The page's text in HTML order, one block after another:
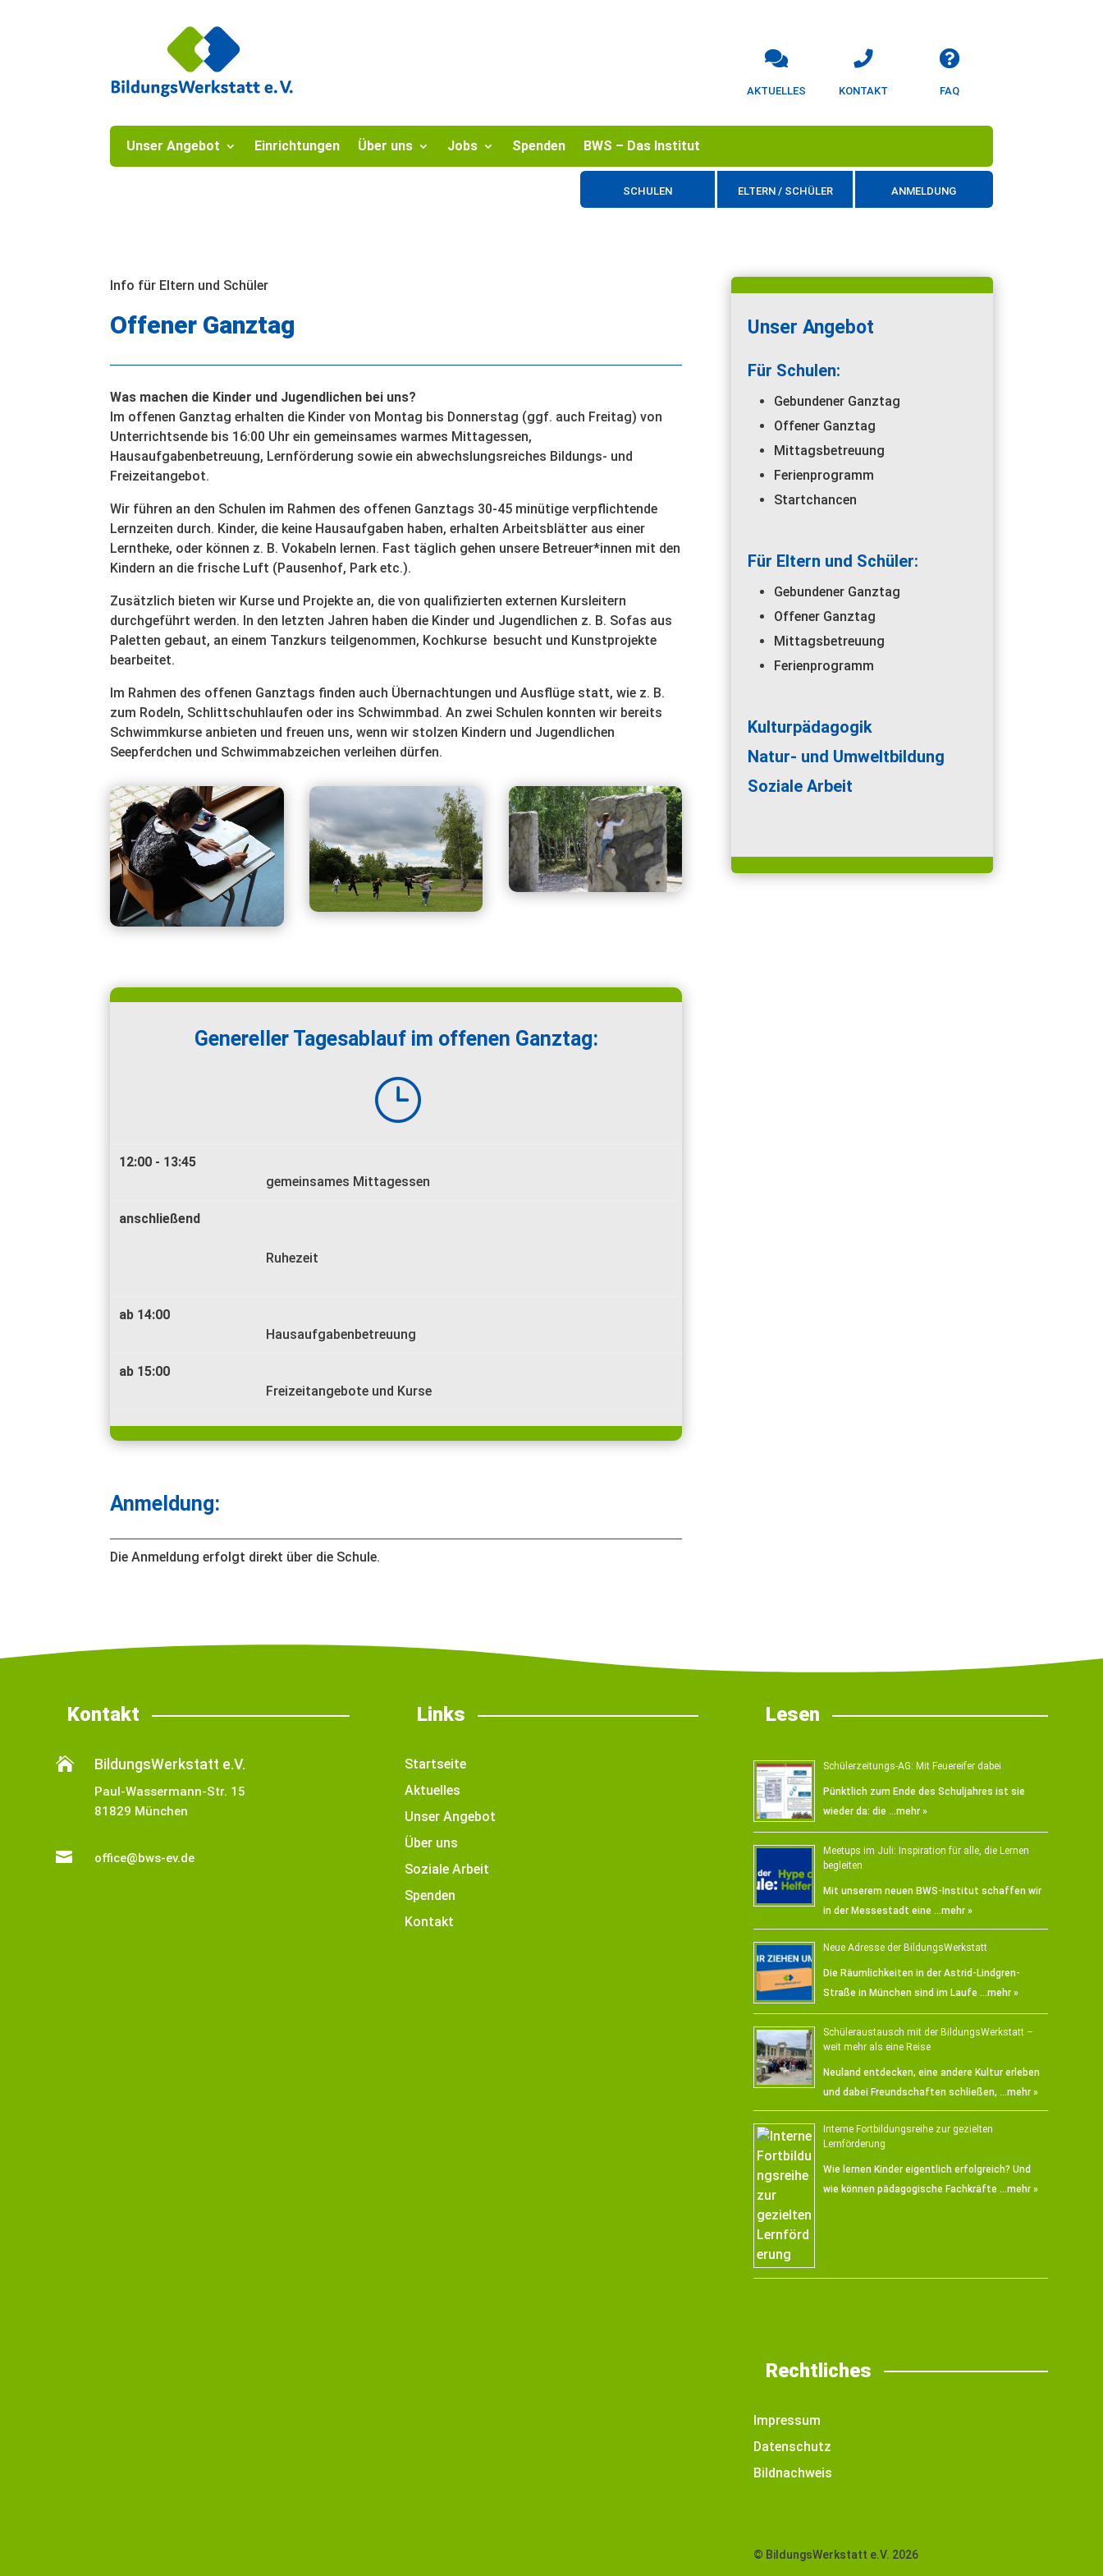
FAQ
KONTAKT
AKTUELLES
Unser Angebot Einrichtungen Über uns Jobs Spenden BWS – Das Institut
ANMELDUNG
ELTERN / SCHÜLER
SCHULEN
Info für Eltern und Schüler
Offener Ganztag
Was machen die Kinder und Jugendlichen bei uns?
Im offenen Ganztag erhalten die Kinder von Montag bis Donnerstag (ggf. auch Freitag) von
Unterrichtsende bis 16:00 Uhr ein gemeinsames warmes Mittagessen,
Hausaufgabenbetreuung, Lernförderung sowie ein abwechslungsreiches Bildungs- und
Freizeitangebot.
Wir führen an den Schulen im Rahmen des offenen Ganztags 30-45 minütige verpflichtende
Lernzeiten durch. Kinder, die keine Hausaufgaben haben, erhalten Arbeitsblätter aus einer
Lerntheke, oder können z. B. Vokabeln lernen. Fast täglich gehen unsere Betreuer*innen mit den
Kindern an die frische Luft (Pausenhof, Park etc.).
Zusätzlich bieten wir Kurse und Projekte an, die von qualifizierten externen Kursleitern
durchgeführt werden. In den letzten Jahren haben die Kinder und Jugendlichen z. B. Sofas aus
Paletten gebaut, an einem Tanzkurs teilgenommen, Kochkurse besucht und Kunstprojekte
bearbeitet.
Im Rahmen des offenen Ganztags finden auch Übernachtungen und Ausflüge statt, wie z. B.
zum Rodeln, Schlittschuhlaufen oder ins Schwimmbad. An zwei Schulen konnten wir bereits
Schwimmkurse anbieten und freuen uns, wenn wir stolzen Kindern und Jugendlichen
Seepferdchen und Schwimmabzeichen verleihen dürfen.
Genereller Tagesablauf im offenen Ganztag:
}
12:00 - 13:45
gemeinsames Mittagessen
anschließend
Ruhezeit
ab 14:00
Hausaufgabenbetreuung
ab 15:00
Freizeitangebote und Kurse
Anmeldung:
Die Anmeldung erfolgt direkt über die Schule.
Unser Angebot
Für Schulen:
Gebundener Ganztag
Offener Ganztag
Mittagsbetreuung
Ferienprogramm
Startchancen
Für Eltern und Schüler:
Gebundener Ganztag
Offener Ganztag
Mittagsbetreuung
Ferienprogramm
Kulturpädagogik
Natur- und Umweltbildung
Soziale Arbeit
Kontakt
 BildungsWerkstatt e.V.
Paul-Wassermann-Str. 15
81829 München
 office@bws-ev.de
Links
Startseite
Aktuelles
Unser Angebot
Über uns
Soziale Arbeit
Spenden
Kontakt
Lesen
Schülerzeitungs-AG: Mit Feuereifer dabei
Pünktlich zum Ende des Schuljahres ist sie
wieder da: die …mehr »
Meetups im Juli: Inspiration für alle, die Lernen
begleiten
Mit unserem neuen BWS-Institut schaffen wir
in der Messestadt eine …mehr »
Neue Adresse der BildungsWerkstatt
Die Räumlichkeiten in der Astrid-Lindgren-
Straße in München sind im Laufe …mehr »
Schüleraustausch mit der BildungsWerkstatt –
weit mehr als eine Reise
Neuland entdecken, eine andere Kultur erleben
und dabei Freundschaften schließen, …mehr »
Interne Fortbildungsreihe zur gezielten
Lernförderung
Wie lernen Kinder eigentlich erfolgreich? Und
wie können pädagogische Fachkräfte …mehr »
Rechtliches
Impressum
Datenschutz
Bildnachweis
© BildungsWerkstatt e.V. 2026